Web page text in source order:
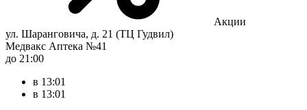
Акции
ул. Шаранговича, д. 21 (ТЦ Гудвил)
Медвакс Аптека №41
до 21:00
в 13:01
в 13:01